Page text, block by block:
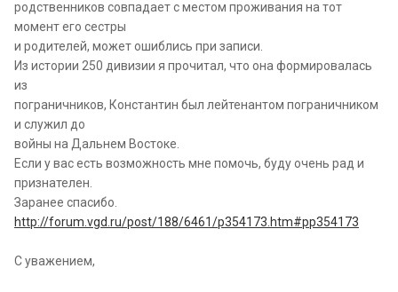
родственников совпадает с местом проживания на тот
момент его сестры
и родителей, может ошиблись при записи.
Из истории 250 дивизии я прочитал, что она формировалась
из
пограничников, Константин был лейтенантом пограничником
и служил до
войны на Дальнем Востоке.
Если у вас есть возможность мне помочь, буду очень рад и
признателен.
Заранее спасибо.
http://forum.vgd.ru/post/188/6461/p354173.htm#pp354173
С уважением,